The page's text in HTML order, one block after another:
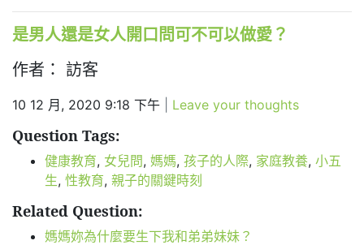
是男人還是女人開口問可不可以做愛？
作者： 訪客
10 12 月, 2020 9:18 下午 Leave your thoughts
Question Tags:
健康教育, 女兒問, 媽媽, 孩子的人際, 家庭教養, 小五
生, 性教育, 親子的關鍵時刻
Related Question:
媽媽妳為什麼要生下我和弟弟妹妹？